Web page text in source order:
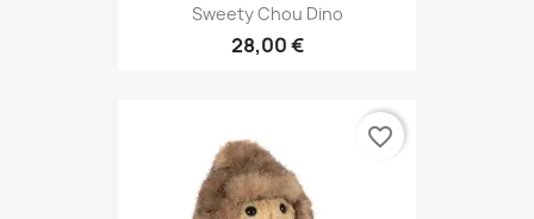
Sweety Chou Dino
28,00 €
favorite_border